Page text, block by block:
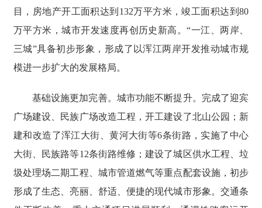
目，房地产开工面积达到132万平方米，竣工面积达到80
万平方米，城市开发速度再创历史新高。“一江、两岸、
三城”具备初步形象，形成了以浑江两岸开发推动城市规
模进一步扩大的发展格局。
基础设施更加完善。城市功能不断提升。完成了迎宾
广场建设、民族广场改造工程，开工建设了北山公园；新
建和改造了浑江大街、黄河大街等6条街路，实施了中心
大街、民族路等12条街路维修；建设了城区供水工程、垃
圾处理场二期工程、城市管道燃气等重点配套设施，初步
形成了生态、亮丽、舒适、便捷的现代城市形象。交通条